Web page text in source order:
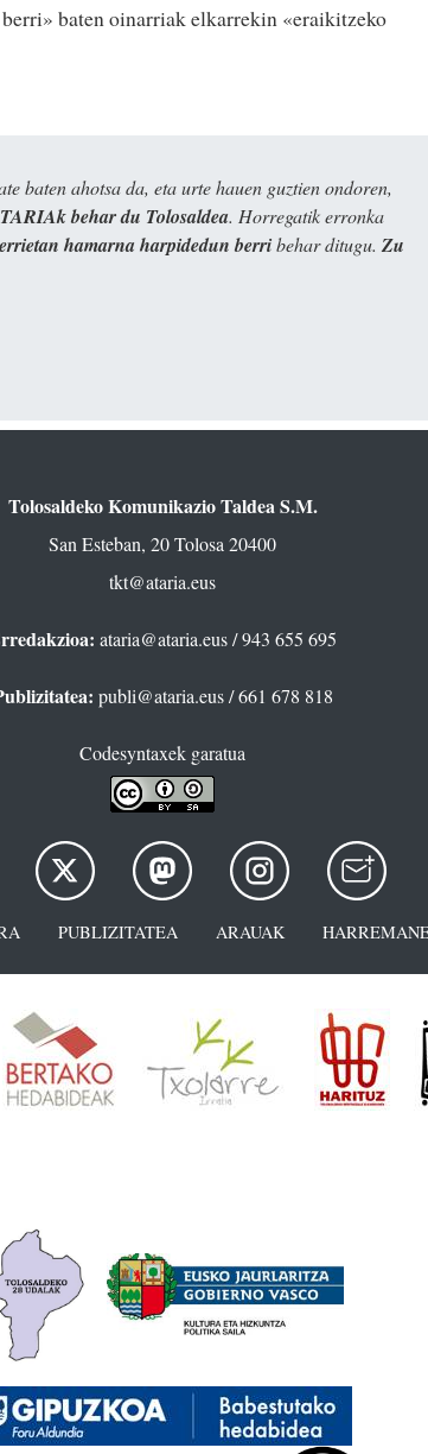
baten oinarriak elkarrekin «eraikitzeko
baten ahotsa da, eta urte hauen guztien ondoren,
behar du Tolosaldea. Horregatik erronka
hamarna harpidedun berribehar ditugu. Zu
Tolosaldeko Komunikazio Taldea S.M.
San Esteban, 20 Tolosa 20400
tkt@ataria.eus
ataria@ataria.eus/ 943 655 695
publi@ataria.eus/ 661 678 818
Codesyntaxek garatua
PUBLIZITATEA ARAUAK